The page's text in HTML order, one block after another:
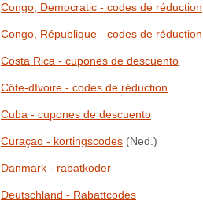
Congo, Democratic - codes de réduction
Congo, République - codes de réduction
Costa Rica - cupones de descuento
Côte-dIvoire - codes de réduction
Cuba - cupones de descuento
Curaçao - kortingscodes (Ned.)
Danmark - rabatkoder
Deutschland - Rabattcodes